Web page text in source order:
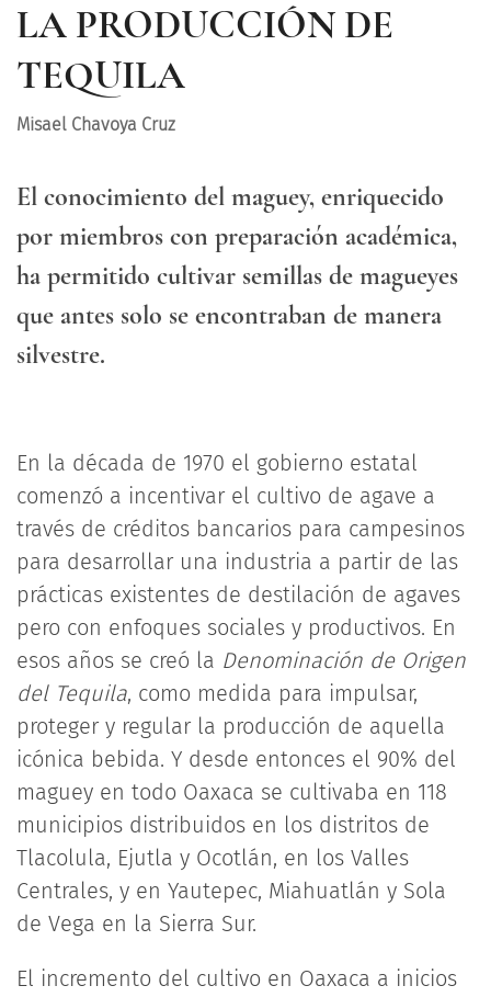
LA PRODUCCIÓN DE
TEQUILA
Misael Chavoya Cruz
El conocimiento del maguey, enriquecido
por miembros con preparación académica,
ha permitido cultivar semillas de magueyes
que antes solo se encontraban de manera
silvestre.
En la década de 1970 el gobierno estatal
comenzó a incentivar el cultivo de agave a
través de créditos bancarios para campesinos
para desarrollar una industria a partir de las
prácticas existentes de destilación de agaves
pero con enfoques sociales y productivos. En
esos años se creó la Denominación de Origen
del Tequila, como medida para impulsar,
proteger y regular la producción de aquella
icónica bebida. Y desde entonces el 90% del
maguey en todo Oaxaca se cultivaba en 118
municipios distribuidos en los distritos de
Tlacolula, Ejutla y Ocotlán, en los Valles
Centrales, y en Yautepec, Miahuatlán y Sola
de Vega en la Sierra Sur.
El incremento del cultivo en Oaxaca a inicios